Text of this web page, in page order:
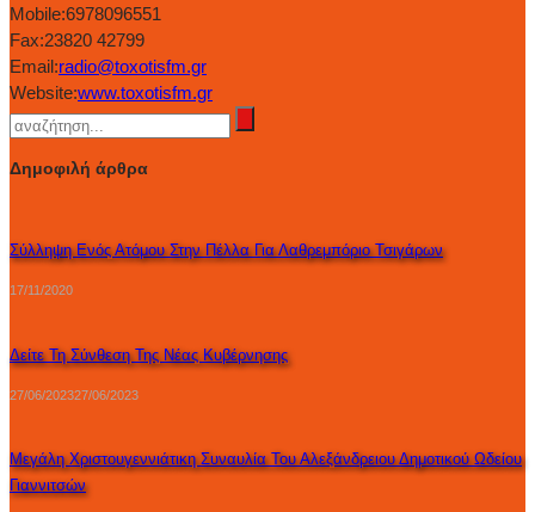
Mobile:6978096551
Fax:23820 42799
Email:radio@toxotisfm.gr
Website:www.toxotisfm.gr
Δημοφιλή άρθρα
Σύλληψη Ενός Ατόμου Στην Πέλλα Για Λαθρεμπόριο Τσιγάρων
17/11/2020
Δείτε Τη Σύνθεση Της Νέας Κυβέρνησης
27/06/202327/06/2023
Μεγάλη Χριστουγεννιάτικη Συναυλία Του Αλεξάνδρειου Δημοτικού Ωδείου
Γιαννιτσών